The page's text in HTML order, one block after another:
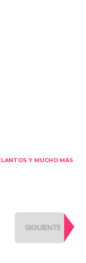
Y MUCHO MÁS
SIGUIENTE